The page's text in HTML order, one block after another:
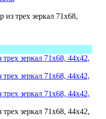
трех зеркал 71x68,